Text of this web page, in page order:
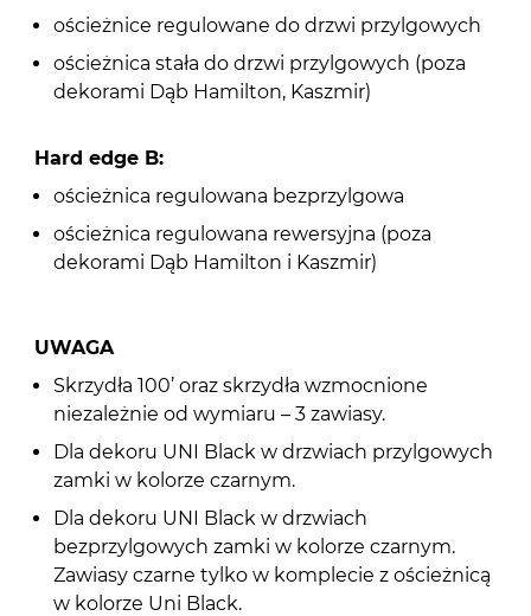
ościeżnice regulowane do drzwi przylgowych
ościeżnica stała do drzwi przylgowych (poza
dekorami Dąb Hamilton, Kaszmir)
Hard edge B:
ościeżnica regulowana bezprzylgowa
ościeżnica regulowana rewersyjna (poza
dekorami Dąb Hamilton i Kaszmir)
UWAGA
Skrzydła 100’ oraz skrzydła wzmocnione
niezależnie od wymiaru – 3 zawiasy.
Dla dekoru UNI Black w drzwiach przylgowych
zamki w kolorze czarnym.
Dla dekoru UNI Black w drzwiach
bezprzylgowych zamki w kolorze czarnym.
Zawiasy czarne tylko w komplecie z ościeżnicą
w kolorze Uni Black.